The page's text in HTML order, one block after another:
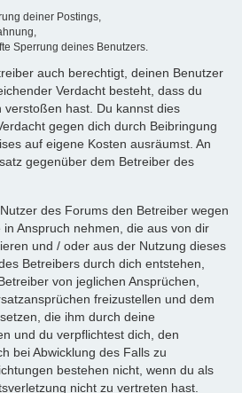
deiner Postings,
Sperrung deines Benutzers.
auch berechtigt, deinen Benutzer
Verdacht besteht, dass du
hast. Du kannst dies
gegen dich durch Beibringung
auf eigene Kosten ausräumst. An
gegenüber dem Betreiber des
des Forums den Betreiber wegen
Anspruch nehmen, die aus von dir
und / oder aus der Nutzung dieses
Betreibers durch dich entstehen,
von jeglichen Ansprüchen,
freizustellen und dem
die ihm durch deine
und du verpflichtest dich, den
bei Abwicklung des Falls zu
bestehen nicht, wenn du als
nicht zu vertreten hast.